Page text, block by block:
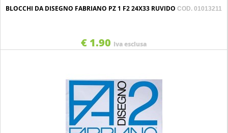
BLOCCHI DA DISEGNO FABRIANO PZ 1 F2 24X33 RUVIDO COD. 01013211
€ 1.90 Iva esclusa